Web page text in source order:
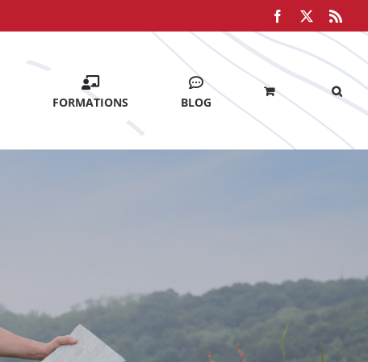
Facebook
FORMATIONS BLOG